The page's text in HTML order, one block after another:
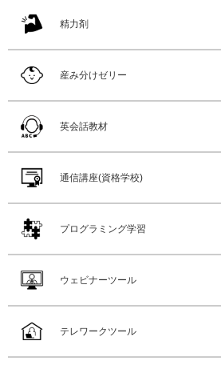
精力剤
産み分けゼリー
英会話教材
通信講座(資格学校)
プログラミング学習
ウェビナーツール
テレワークツール